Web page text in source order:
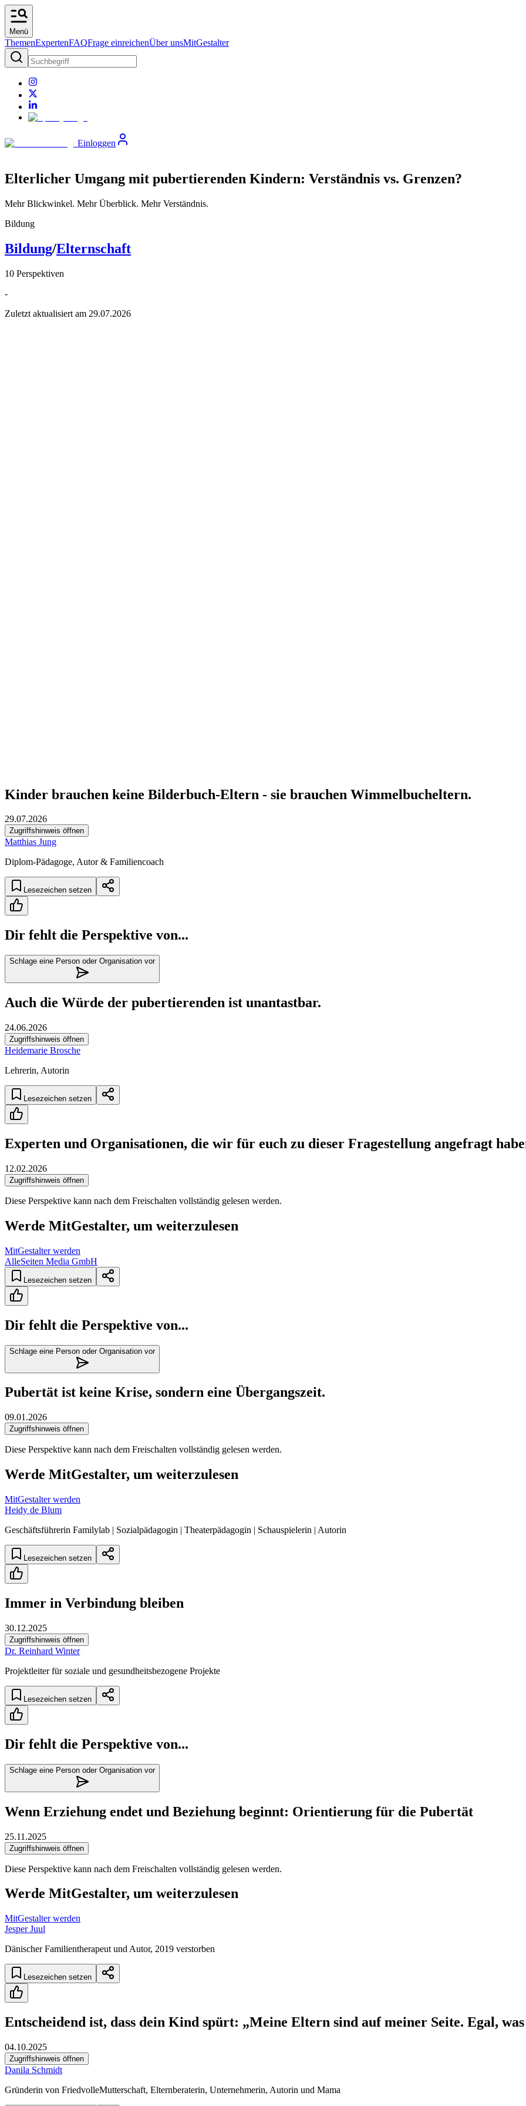
Menü
ThemenExpertenFAQFrage einreichenÜber unsMitGestalter
Einloggen
Elterlicher Umgang mit pubertierenden Kindern: Verständnis vs. Grenzen?
Mehr Blickwinkel. Mehr Überblick. Mehr Verständnis.
Bildung
Bildung/Elternschaft
10 Perspektiven
-
Zuletzt aktualisiert am 29.07.2026
Kinder brauchen keine Bilderbuch-Eltern - sie brauchen Wimmelbucheltern.
29.07.2026
Zugriffshinweis öffnen
Matthias Jung
Diplom-Pädagoge, Autor & Familiencoach
Lesezeichen setzen
Dir fehlt die Perspektive von...
Schlage eine Person oder Organisation vor
Auch die Würde der pubertierenden ist unantastbar.
24.06.2026
Zugriffshinweis öffnen
Heidemarie Brosche
Lehrerin, Autorin
Lesezeichen setzen
Experten und Organisationen, die wir für euch zu dieser Fragestellung angefragt
12.02.2026
Zugriffshinweis öffnen
Diese Perspektive kann nach dem Freischalten vollständig gelesen werden.
Werde MitGestalter, um weiterzulesen
MitGestalter werden
AlleSeiten Media GmbH
Lesezeichen setzen
Dir fehlt die Perspektive von...
Schlage eine Person oder Organisation vor
Pubertät ist keine Krise, sondern eine Übergangszeit.
09.01.2026
Zugriffshinweis öffnen
Diese Perspektive kann nach dem Freischalten vollständig gelesen werden.
Werde MitGestalter, um weiterzulesen
MitGestalter werden
Heidy de Blum
Geschäftsführerin Familylab | Sozialpädagogin | Theaterpädagogin | Schauspielerin | Autorin
Lesezeichen setzen
Immer in Verbindung bleiben
30.12.2025
Zugriffshinweis öffnen
Dr. Reinhard Winter
Projektleiter für soziale und gesundheitsbezogene Projekte
Lesezeichen setzen
Dir fehlt die Perspektive von...
Schlage eine Person oder Organisation vor
Wenn Erziehung endet und Beziehung beginnt: Orientierung für die Pubertät
25.11.2025
Zugriffshinweis öffnen
Diese Perspektive kann nach dem Freischalten vollständig gelesen werden.
Werde MitGestalter, um weiterzulesen
MitGestalter werden
Jesper Juul
Dänischer Familientherapeut und Autor, 2019 verstorben
Lesezeichen setzen
Entscheidend ist, dass dein Kind spürt: „Meine Eltern sind auf meiner Seite. Egal,
04.10.2025
Zugriffshinweis öffnen
Danila Schmidt
Gründerin von FriedvolleMutterschaft, Elternberaterin, Unternehmerin, Autorin und Mama